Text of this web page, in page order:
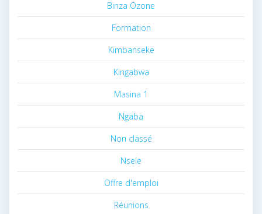
Binza Ozone
Formation
Kimbanseke
Kingabwa
Masina 1
Ngaba
Non classé
Nsele
Offre d'emploi
Réunions